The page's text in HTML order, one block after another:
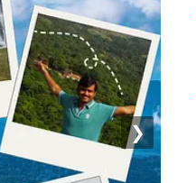
❯